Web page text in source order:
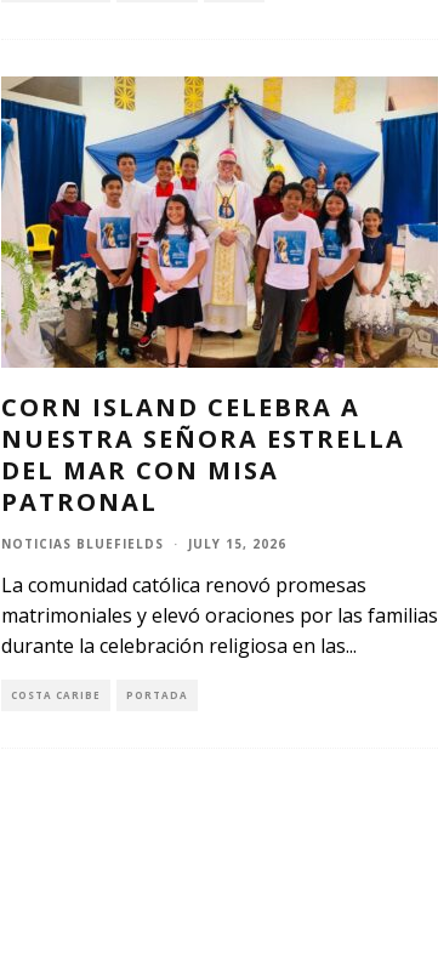
CORN ISLAND CELEBRA A
NUESTRA SEÑORA ESTRELLA
DEL MAR CON MISA
PATRONAL
NOTICIAS BLUEFIELDS · JULY 15, 2026
La comunidad católica renovó promesas
matrimoniales y elevó oraciones por las familias
durante la celebración religiosa en las...
COSTA CARIBE PORTADA